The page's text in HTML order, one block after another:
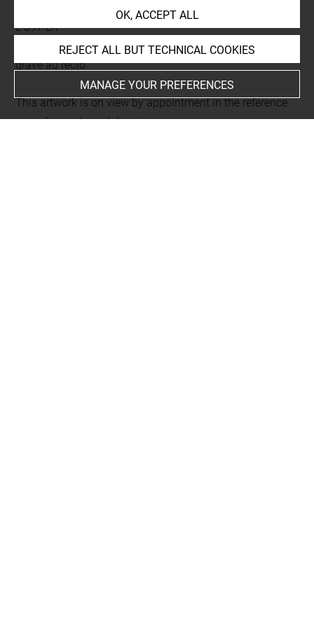
Dessinateur & Graveur du Roi. Tome second
L 397 LR
gravé au recto
This artwork is on view by appointment in the reference
room for prints and drawings
OK, ACCEPT ALL
REJECT ALL BUT TECHNICAL COOKIES
MANAGE YOUR PREFERENCES